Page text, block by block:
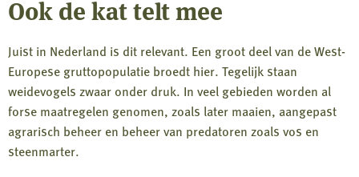
Ook de kat telt mee
Juist in Nederland is dit relevant. Een groot deel van de West-
Europese gruttopopulatie broedt hier. Tegelijk staan
weidevogels zwaar onder druk. In veel gebieden worden al
forse maatregelen genomen, zoals later maaien, aangepast
agrarisch beheer en beheer van predatoren zoals vos en
steenmarter.